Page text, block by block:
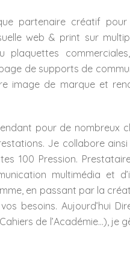
partenaire créatif pour
web & print sur
plaquettes
de supports de
image de marque et
pour de nombreux
Je collabore ainsi
100 Pression.
multimédia et
en passant par la
besoins. Aujourd’hui
de l’Académie…), je